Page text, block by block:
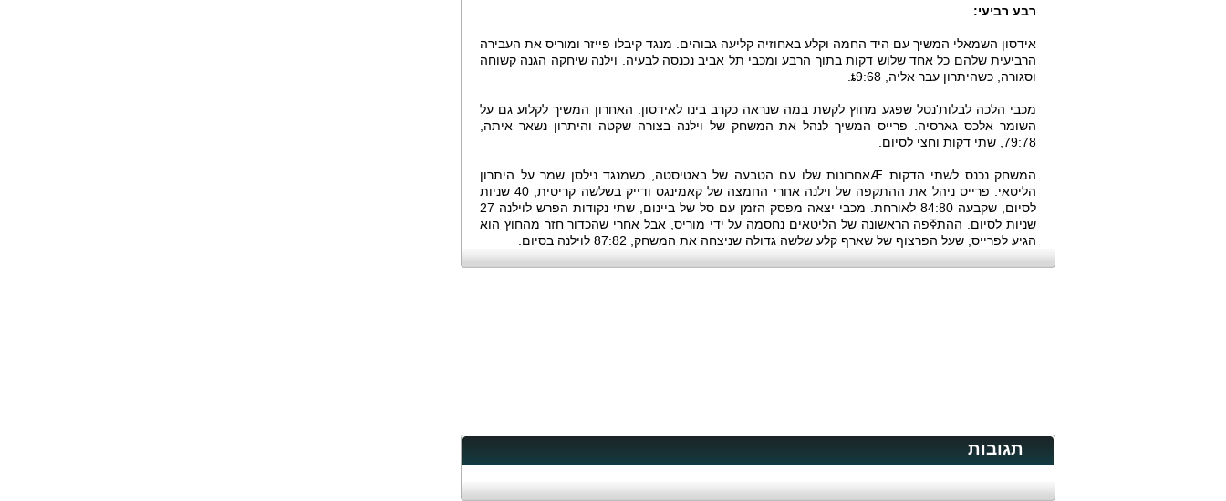
רבע רביעי:
אידסון השמאלי המשיך עם היד החמה וקלע באחוזיה קליעה גבוהים. מנגד קיבלו פייזר ומוריס את העבירה
הרביעית שלהם כל אחד שלוש דקות בתוך הרבע ומכבי תל אביב נכנסה לבעיה. וילנה שיחקה הגנה קשוחה
וסגורה, כשהיתרון עבר אליה, ȶ9:68.
מכבי הלכה לבלות'נטל שפגע מחוץ לקשת במה שנראה כקרב בינו לאידסון. האחרון המשיך לקלוע גם על
השומר אלכס גארסיה. פרייס המשיך לנהל את המשחק של וילנה בצורה שקטה והיתרון נשאר איתה,
79:78, שתי דקות וחצי לסיום.
המשחק נכנס לשתי הדקות Ӕאחרונות שלו עם הטבעה של באטיסטה, כשמנגד נילסן שמר על היתרון
הליטאי. פרייס ניהל את ההתקפה של וילנה אחרי החמצה של קאמינגס ודייק בשלשה קריטית, 40 שניות
לסיום, שקבעה 84:80 לאורחת. מכבי יצאה מפסק הזמן עם סל של ביינום, שתי נקודות הפרש לוילנה 27
שניות לסיום. ההתߧפה הראשונה של הליטאים נחסמה על ידי מוריס, אבל אחרי שהכדור חזר מהחוץ הוא
הגיע לפרייס, שעל הפרצוף של שארף קלע שלשה גדולה שניצחה את המשחק, 87:82 לוילנה בסיום.
תגובות